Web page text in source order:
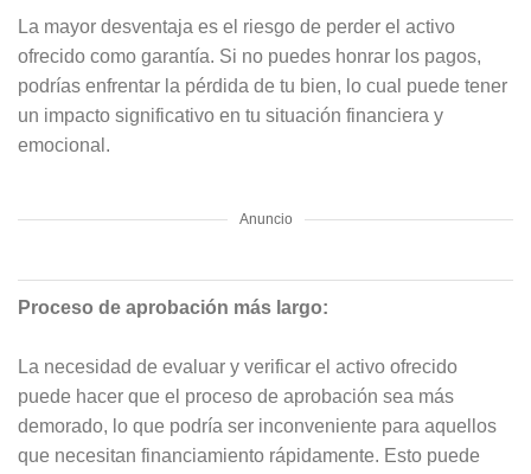
La mayor desventaja es el riesgo de perder el activo
ofrecido como garantía. Si no puedes honrar los pagos,
podrías enfrentar la pérdida de tu bien, lo cual puede tener
un impacto significativo en tu situación financiera y
emocional.
Anuncio
Proceso de aprobación más largo:
La necesidad de evaluar y verificar el activo ofrecido
puede hacer que el proceso de aprobación sea más
demorado, lo que podría ser inconveniente para aquellos
que necesitan financiamiento rápidamente. Esto puede